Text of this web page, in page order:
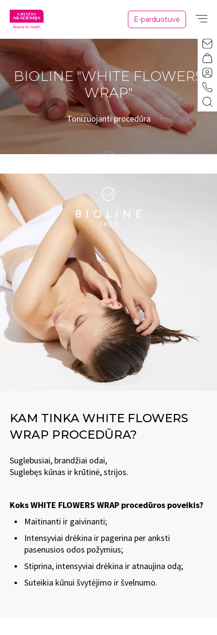
E-parduotuvė
BIOLINE "WHITE FLOWERS
WRAP"
Tonizuojanti procedūra
KAM TINKA WHITE FLOWERS
WRAP PROCEDŪRA?
Suglebusiai, brandžiai odai,
Suglebęs kūnas ir krūtinė, strijos.
Koks WHITE FLOWERS WRAP procedūros poveikis?
Maitinanti ir gaivinanti;
Intensyviai drėkina ir pagerina per anksti
pasenusios odos požymius;
Stiprina, intensyviai drėkina ir atnaujina odą;
Suteikia kūnui švytėjimo ir švelnumo.